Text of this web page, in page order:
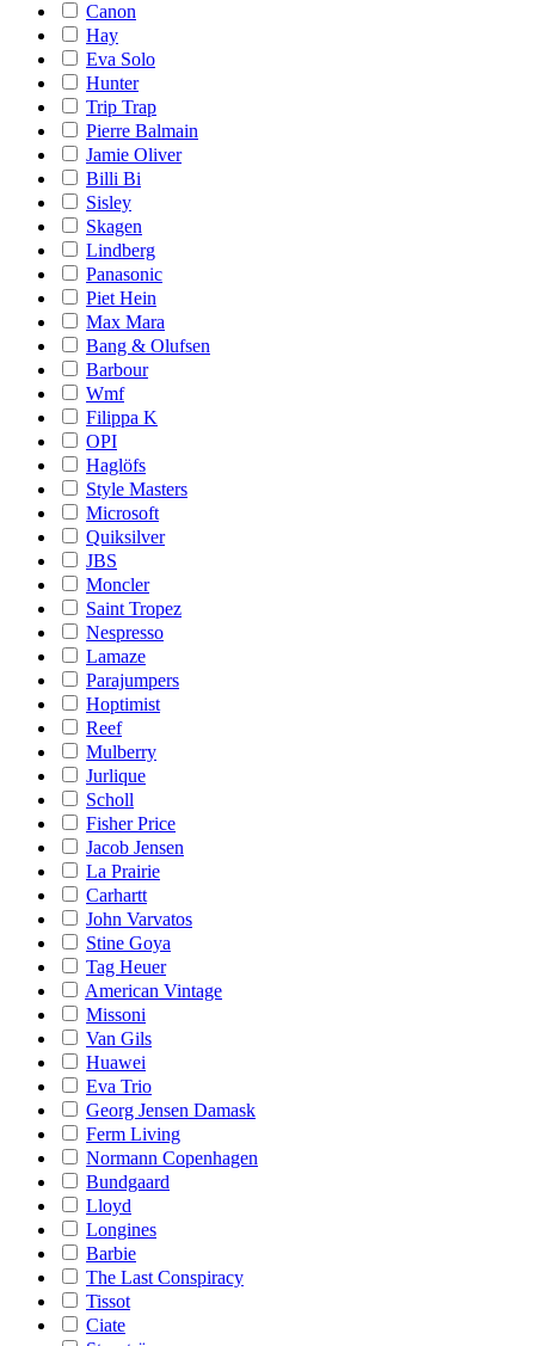
Canon
Hay
Eva Solo
Hunter
Trip Trap
Pierre Balmain
Jamie Oliver
Billi Bi
Sisley
Skagen
Lindberg
Panasonic
Piet Hein
Max Mara
Bang & Olufsen
Barbour
Wmf
Filippa K
OPI
Haglöfs
Style Masters
Microsoft
Quiksilver
JBS
Moncler
Saint Tropez
Nespresso
Lamaze
Parajumpers
Hoptimist
Reef
Mulberry
Jurlique
Scholl
Fisher Price
Jacob Jensen
La Prairie
Carhartt
John Varvatos
Stine Goya
Tag Heuer
American Vintage
Missoni
Van Gils
Huawei
Eva Trio
Georg Jensen Damask
Ferm Living
Normann Copenhagen
Bundgaard
Lloyd
Longines
Barbie
The Last Conspiracy
Tissot
Ciate